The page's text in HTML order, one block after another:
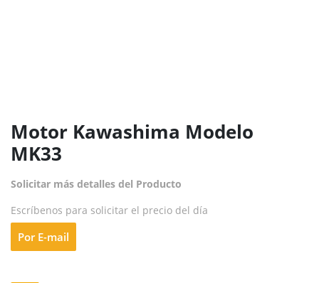
Motor Kawashima Modelo
MK33
Solicitar más detalles del Producto
Escríbenos para solicitar el precio del día
Por E-mail